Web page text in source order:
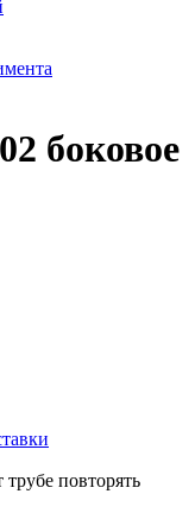
боковое
повторять